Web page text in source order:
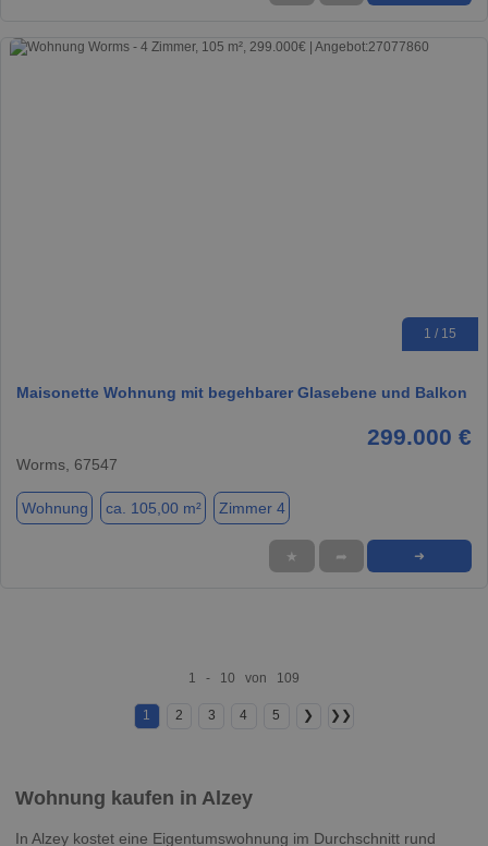
1 / 15
Maisonette Wohnung mit begehbarer Glasebene und Balkon
299.000 €
Worms, 67547
Wohnung ca. 105,00 m² Zimmer 4
★ ➦ ➜
1 - 10 von 109
1 2 3 4 5 ❯ ❯❯
Wohnung kaufen in Alzey
In Alzey kostet eine Eigentumswohnung im Durchschnitt rund